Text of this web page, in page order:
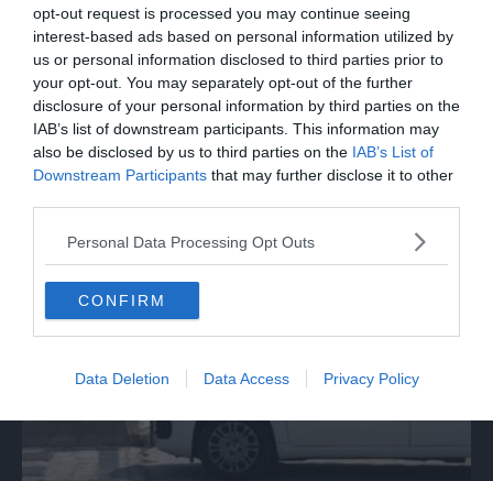
opt-out request is processed you may continue seeing
interest-based ads based on personal information utilized by
us or personal information disclosed to third parties prior to
your opt-out. You may separately opt-out of the further
disclosure of your personal information by third parties on the
IAB’s list of downstream participants. This information may
also be disclosed by us to third parties on the IAB’s List of
Downstream Participants that may further disclose it to other
Personal Data Processing Opt Outs
CONFIRM
Data Deletion Data Access Privacy Policy
Nomade»